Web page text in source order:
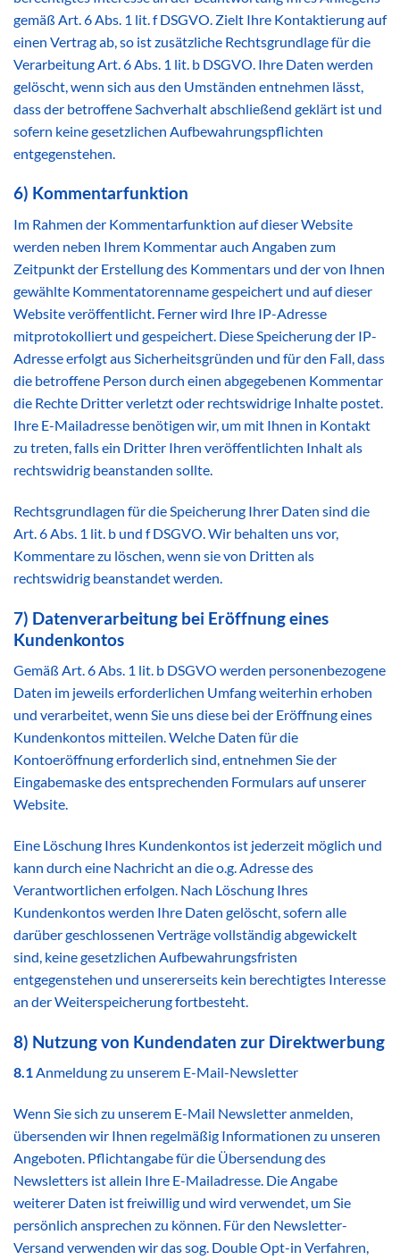
gemäß Art. 6 Abs. 1 lit. f DSGVO. Zielt Ihre Kontaktierung auf
einen Vertrag ab, so ist zusätzliche Rechtsgrundlage für die
Verarbeitung Art. 6 Abs. 1 lit. b DSGVO. Ihre Daten werden
gelöscht, wenn sich aus den Umständen entnehmen lässt,
dass der betroffene Sachverhalt abschließend geklärt ist und
sofern keine gesetzlichen Aufbewahrungspflichten
entgegenstehen.
6) Kommentarfunktion
Im Rahmen der Kommentarfunktion auf dieser Website
werden neben Ihrem Kommentar auch Angaben zum
Zeitpunkt der Erstellung des Kommentars und der von Ihnen
gewählte Kommentatorenname gespeichert und auf dieser
Website veröffentlicht. Ferner wird Ihre IP-Adresse
mitprotokolliert und gespeichert. Diese Speicherung der IP-
Adresse erfolgt aus Sicherheitsgründen und für den Fall, dass
die betroffene Person durch einen abgegebenen Kommentar
die Rechte Dritter verletzt oder rechtswidrige Inhalte postet.
Ihre E-Mailadresse benötigen wir, um mit Ihnen in Kontakt
zu treten, falls ein Dritter Ihren veröffentlichten Inhalt als
rechtswidrig beanstanden sollte.
Rechtsgrundlagen für die Speicherung Ihrer Daten sind die
Art. 6 Abs. 1 lit. b und f DSGVO. Wir behalten uns vor,
Kommentare zu löschen, wenn sie von Dritten als
rechtswidrig beanstandet werden.
7) Datenverarbeitung bei Eröffnung eines
Kundenkontos
Gemäß Art. 6 Abs. 1 lit. b DSGVO werden personenbezogene
Daten im jeweils erforderlichen Umfang weiterhin erhoben
und verarbeitet, wenn Sie uns diese bei der Eröffnung eines
Kundenkontos mitteilen. Welche Daten für die
Kontoeröffnung erforderlich sind, entnehmen Sie der
Eingabemaske des entsprechenden Formulars auf unserer
Website.
Eine Löschung Ihres Kundenkontos ist jederzeit möglich und
kann durch eine Nachricht an die o.g. Adresse des
Verantwortlichen erfolgen. Nach Löschung Ihres
Kundenkontos werden Ihre Daten gelöscht, sofern alle
darüber geschlossenen Verträge vollständig abgewickelt
sind, keine gesetzlichen Aufbewahrungsfristen
entgegenstehen und unsererseits kein berechtigtes Interesse
an der Weiterspeicherung fortbesteht.
8) Nutzung von Kundendaten zur Direktwerbung
8.1Anmeldung zu unserem E-Mail-Newsletter
Wenn Sie sich zu unserem E-Mail Newsletter anmelden,
übersenden wir Ihnen regelmäßig Informationen zu unseren
Angeboten. Pflichtangabe für die Übersendung des
Newsletters ist allein Ihre E-Mailadresse. Die Angabe
weiterer Daten ist freiwillig und wird verwendet, um Sie
persönlich ansprechen zu können. Für den Newsletter-
Versand verwenden wir das sog. Double Opt-in Verfahren,